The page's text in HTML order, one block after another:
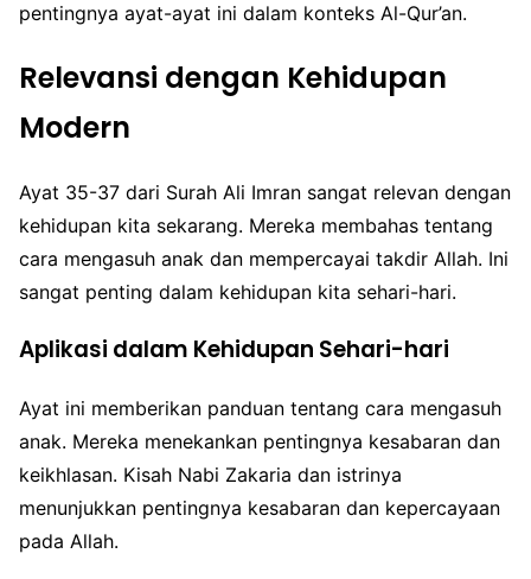
pentingnya ayat-ayat ini dalam konteks Al-Qur’an.
Relevansi dengan Kehidupan
Modern
Ayat 35-37 dari Surah Ali Imran sangat relevan dengan
kehidupan kita sekarang. Mereka membahas tentang
cara mengasuh anak dan mempercayai takdir Allah. Ini
sangat penting dalam kehidupan kita sehari-hari.
Aplikasi dalam Kehidupan Sehari-hari
Ayat ini memberikan panduan tentang cara mengasuh
anak. Mereka menekankan pentingnya kesabaran dan
keikhlasan. Kisah Nabi Zakaria dan istrinya
menunjukkan pentingnya kesabaran dan kepercayaan
pada Allah.